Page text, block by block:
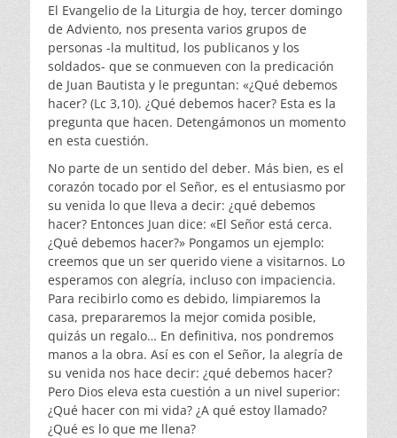
El Evangelio de la Liturgia de hoy, tercer domingo
de Adviento, nos presenta varios grupos de
personas -la multitud, los publicanos y los
soldados- que se conmueven con la predicación
de Juan Bautista y le preguntan: «¿Qué debemos
hacer? (Lc 3,10). ¿Qué debemos hacer? Esta es la
pregunta que hacen. Detengámonos un momento
en esta cuestión.
No parte de un sentido del deber. Más bien, es el
corazón tocado por el Señor, es el entusiasmo por
su venida lo que lleva a decir: ¿qué debemos
hacer? Entonces Juan dice: «El Señor está cerca.
¿Qué debemos hacer?» Pongamos un ejemplo:
creemos que un ser querido viene a visitarnos. Lo
esperamos con alegría, incluso con impaciencia.
Para recibirlo como es debido, limpiaremos la
casa, prepararemos la mejor comida posible,
quizás un regalo… En definitiva, nos pondremos
manos a la obra. Así es con el Señor, la alegría de
su venida nos hace decir: ¿qué debemos hacer?
Pero Dios eleva esta cuestión a un nivel superior:
¿Qué hacer con mi vida? ¿A qué estoy llamado?
¿Qué es lo que me llena?